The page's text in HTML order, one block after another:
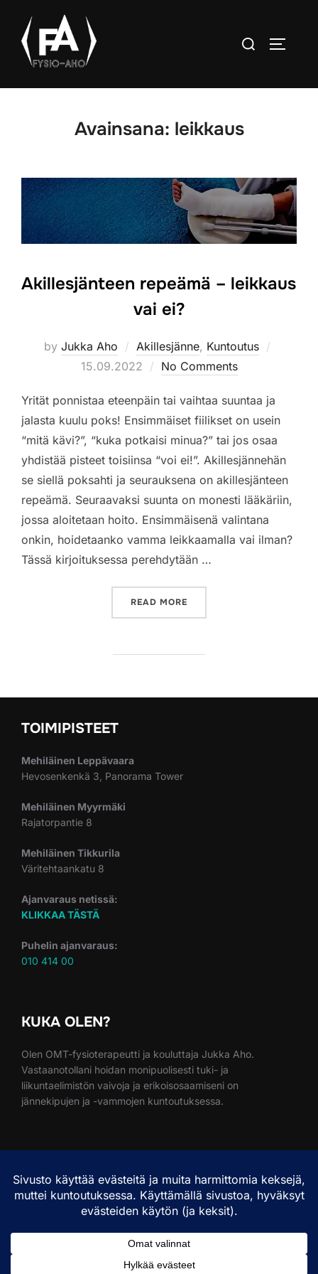
content
Search
Avainsana: leikkaus
Akillesjänteen repeämä – leikkaus
vai ei?
by Jukka Aho Akillesjänne, Kuntoutus
15.09.2022 No Comments
Yrität ponnistaa eteenpäin tai vaihtaa suuntaa ja
jalasta kuulu poks! Ensimmäiset fiilikset on usein
“mitä kävi?”, “kuka potkaisi minua?” tai jos osaa
yhdistää pisteet toisiinsa “voi ei!”. Akillesjännehän
se siellä poksahti ja seurauksena on akillesjänteen
repeämä. Seuraavaksi suunta on monesti lääkäriin,
jossa aloitetaan hoito. Ensimmäisenä valintana
onkin, hoidetaanko vamma leikkaamalla vai ilman?
Tässä kirjoituksessa perehdytään …
READ MORE
TOIMIPISTEET
Mehiläinen Leppävaara
Hevosenkenkä 3, Panorama Tower
Mehiläinen Myyrmäki
Rajatorpantie 8
Mehiläinen Tikkurila
Väritehtaankatu 8
Ajanvaraus netissä:
KLIKKAA TÄSTÄ
Puhelin ajanvaraus:
010 414 00
KUKA OLEN?
Olen OMT-fysioterapeutti ja kouluttaja Jukka Aho.
Vastaanotollani hoidan monipuolisesti tuki- ja
liikuntaelimistön vaivoja ja erikoisosaamiseni on
jännekipujen ja -vammojen kuntoutuksessa.
Search
SEARCH
Tietosuojakäyntö – englanniksi